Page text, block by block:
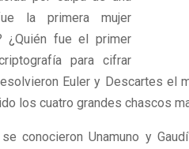
la primera mujer
¿Quién fue el primer
para cifrar
Euler y Descartes el
los cuatro grandes chascos
conocieron Unamuno y